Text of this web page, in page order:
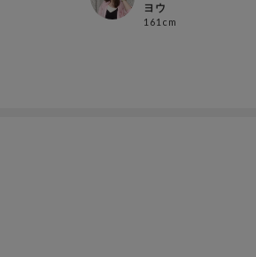
ヨウ
161cm